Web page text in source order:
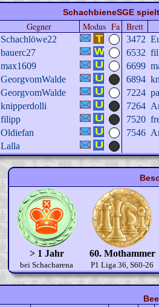
SchachbieneSGE
Gegner Modus Fa Brett
Schachlöwe22 3472
bauerc27 6532
max1609 6699
GeorgvomWalde 6894
GeorgvomWalde 7224
knipperdolli 7264
filipp 7520
Oldiefan 7546
Lalla
> 1 Jahr
bei Schacharena
60. Mothammer
P1 Liga 36, S60-26